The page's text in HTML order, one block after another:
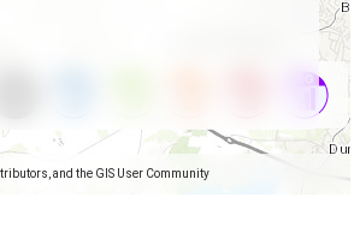
and the GIS User Community